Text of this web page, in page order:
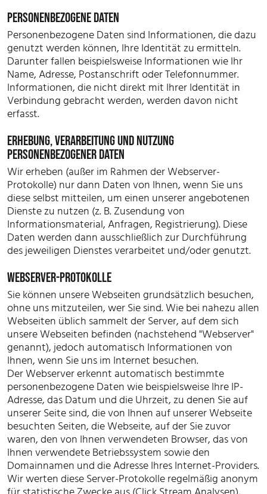
PERSONENBEZOGENE DATEN
Personenbezogene Daten sind Informationen, die dazu
genutzt werden können, Ihre Identität zu ermitteln.
Darunter fallen beispielsweise Informationen wie Ihr
Name, Adresse, Postanschrift oder Telefonnummer.
Informationen, die nicht direkt mit Ihrer Identität in
Verbindung gebracht werden, werden davon nicht
erfasst.
ERHEBUNG, VERARBEITUNG UND NUTZUNG
PERSONENBEZOGENER DATEN
Wir erheben (außer im Rahmen der Webserver-
Protokolle) nur dann Daten von Ihnen, wenn Sie uns
diese selbst mitteilen, um einen unserer angebotenen
Dienste zu nutzen (z. B. Zusendung von
Informationsmaterial, Anfragen, Registrierung). Diese
Daten werden dann ausschließlich zur Durchführung
des jeweiligen Dienstes verarbeitet und/oder genutzt.
WEBSERVER-PROTOKOLLE
Sie können unsere Webseiten grundsätzlich besuchen,
ohne uns mitzuteilen, wer Sie sind. Wie bei nahezu allen
Webseiten üblich sammelt der Server, auf dem sich
unsere Webseiten befinden (nachstehend "Webserver"
genannt), jedoch automatisch Informationen von
Ihnen, wenn Sie uns im Internet besuchen.
Der Webserver erkennt automatisch bestimmte
personenbezogene Daten wie beispielsweise Ihre IP-
Adresse, das Datum und die Uhrzeit, zu denen Sie auf
unserer Seite sind, die von Ihnen auf unserer Webseite
besuchten Seiten, die Webseite, auf der Sie zuvor
waren, den von Ihnen verwendeten Browser, das von
Ihnen verwendete Betriebssystem sowie den
Domainnamen und die Adresse Ihres Internet-Providers.
Wir werten diese Server-Protokolle regelmäßig anonym